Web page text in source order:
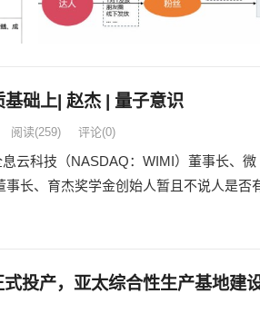
础上| 赵杰 | 量子意识
阅读(259) 评论(0)
云科技（NASDAQ：WIMI）董事长、微
长、育杰奖学金创始人暂且不说人是否
投产，亚太综合性生产基地建